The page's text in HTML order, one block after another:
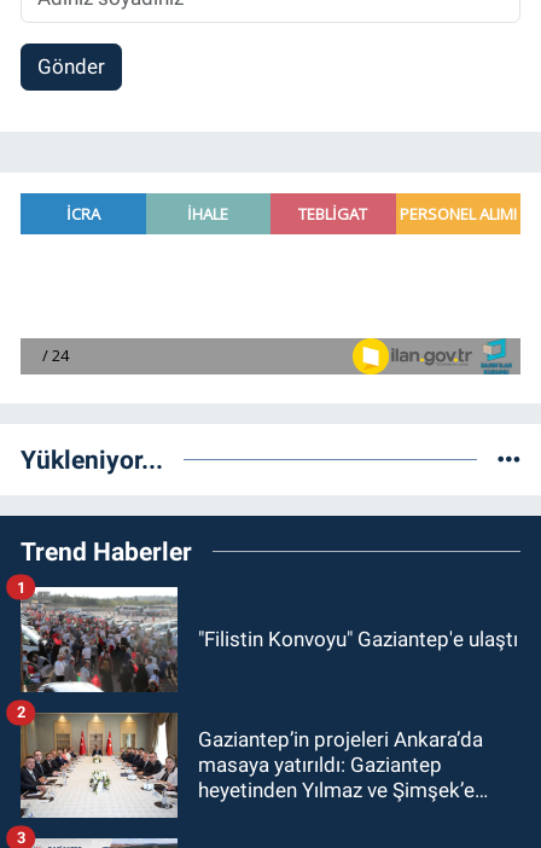
Gönder
Yükleniyor...
Trend Haberler
"Filistin Konvoyu" Gaziantep'e ulaştı
1
Gaziantep’in projeleri Ankara’da
masaya yatırıldı: Gaziantep
heyetinden Yılmaz ve Şimşek’e
2
3